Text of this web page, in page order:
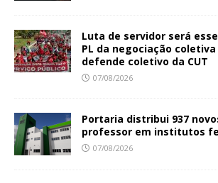
Luta de servidor será
PL da negociação
defende coletivo da CUT
07/08/2026
Portaria distribui 937
professor em institutos
07/08/2026